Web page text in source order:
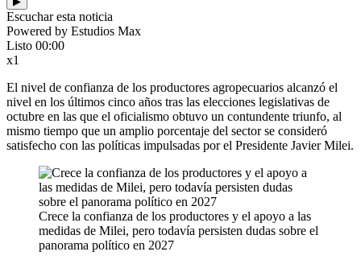
Escuchar esta noticia
Powered by Estudios Max
Listo 00:00
x1
El nivel de confianza de los productores agropecuarios alcanzó el
nivel en los últimos cinco años tras las elecciones legislativas de
octubre en las que el oficialismo obtuvo un contundente triunfo, al
mismo tiempo que un amplio porcentaje del sector se consideró
satisfecho con las políticas impulsadas por el Presidente Javier Milei.
Crece la confianza de los productores y el apoyo a las
medidas de Milei, pero todavía persisten dudas sobre el
panorama político en 2027